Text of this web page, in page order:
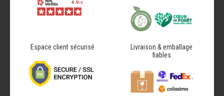
Espace client sécurisé
Livraison & emballage
fiables